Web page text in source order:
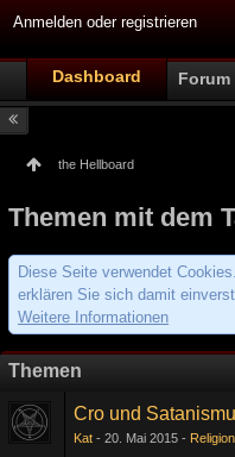
Anmelden oder registrieren
Dashboard Forum
the Hellboard
Themen mit dem
Diese Seite verwendet
erklären Sie sich damit
Weitere Informationen
Themen
Cro und
Kat 20. Mai 2015